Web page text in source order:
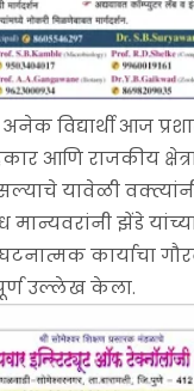
विद्यार्थी आज
आणि राजकीय
यावेळी
मान्यवरांनी झेंडे
कार्याचा
उल्लेख केला.